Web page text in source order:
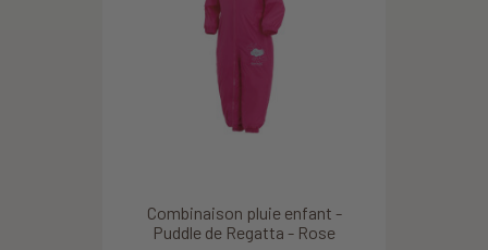
Combinaison pluie enfant -
Puddle de Regatta - Rose